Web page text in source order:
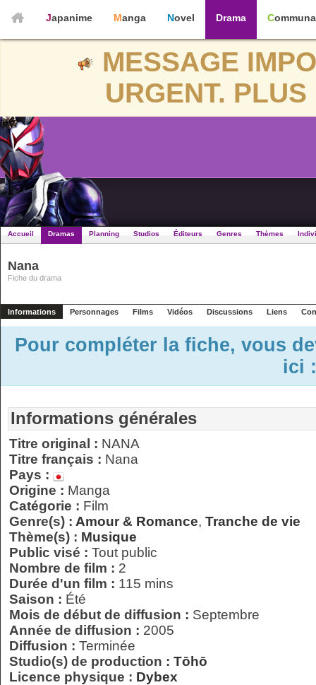
Japanime Manga Novel Drama
MESSAGE
URGENT.
Accueil Dramas Planning Studios Éditeurs Genres Thèmes
Nana
Fiche du drama
Informations Personnages Films Vidéos Discussions Liens
Pour compléter la fiche, vous
ici
Informations générales
Titre original : NANA
Titre français : Nana
Pays :
Origine : Manga
Catégorie : Film
Genre(s) : Amour & Romance, Tranche de vie
Thème(s) : Musique
Public visé : Tout public
Nombre de film : 2
Durée d'un film : 115 mins
Saison : Été
Mois de début de diffusion : Septembre
Année de diffusion : 2005
Diffusion : Terminée
Studio(s) de production : Tōhō
Licence physique : Dybex